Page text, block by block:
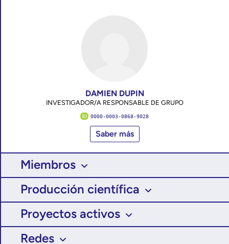
DAMIEN DUPIN
INVESTIGADOR/A RESPONSABLE DE GRUPO
0000-0003-0868-9028
Saber más
Miembros
Producción científica
Proyectos activos
Redes